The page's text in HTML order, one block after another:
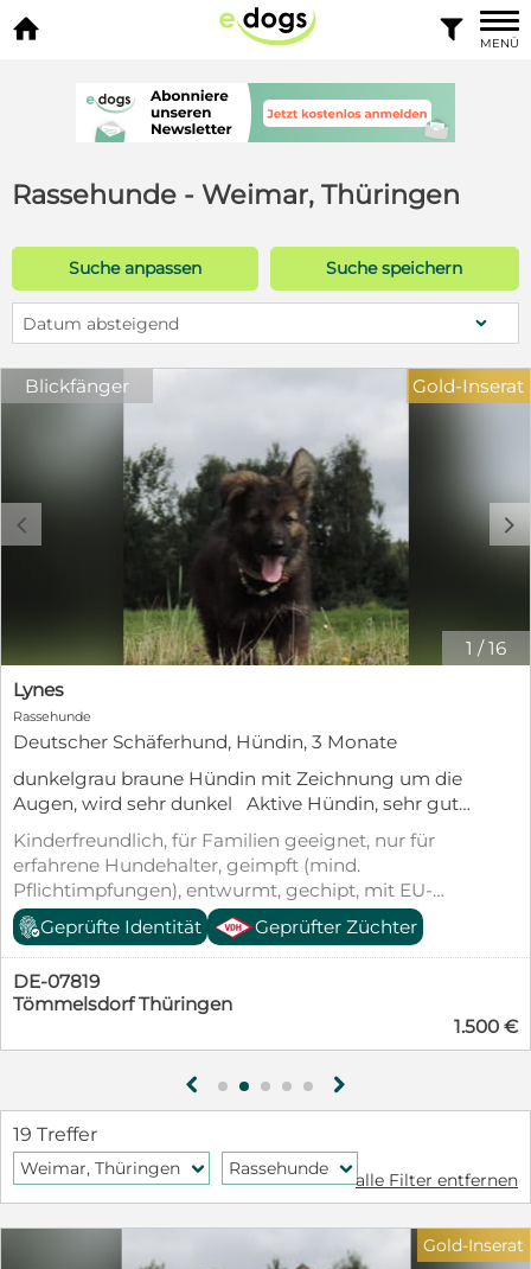
 
MENÜ
Rassehunde - Weimar, Thüringen
Suche anpassen Suche speichern
Datum absteigend
Blickfänger
1 /16
c d
Gold-Inserat
Lynes
Rassehunde
Deutscher Schäferhund, Hündin, 3 Monate
dunkelgrau braune Hündin mit Zeichnung um die
Augen, wird sehr dunkel Aktive Hündin, sehr gute
Trittsicherheit unbefangen und ein sehr guter
Spieler, freundlich und aufgeschlossen. Etwas
kleiner und zarter als die anderen beiden.
Kinderfreundlich, für Familien geeignet, nur für
erfahrene Hundehalter, geimpft (mind.
Pflichtimpfungen), entwurmt, gechipt, mit EU-
Heimtierausweis
Geprüfte Identität Geprüfter Züchter
DE-07819
Tömmelsdorf Thüringen
1.500 €
g h
19 Treffer
Weimar, Thüringen f Rassehunde f
alle Filter entfernen
Gold-Inserat